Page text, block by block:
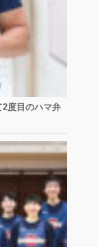
度目のハマ弁